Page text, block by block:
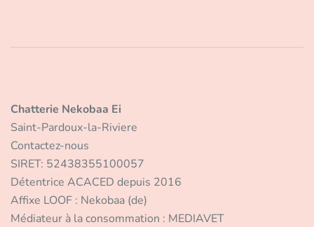
Chatterie Nekobaa Ei
Saint-Pardoux-la-Riviere
Contactez-nous
SIRET: 52438355100057
Détentrice ACACED depuis 2016
Affixe LOOF : Nekobaa (de)
Médiateur à la consommation : MEDIAVET